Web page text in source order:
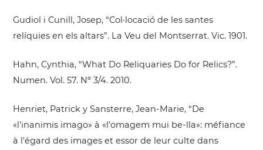
Gudiol i Cunill, Josep, “Col·locació de les santes
relíquies en els altars”. La Veu del Montserrat. Vic. 1901.
Hahn, Cynthia, “What Do Reliquaries Do for Relics?”.
Numen. Vol. 57. Nº 3/4. 2010.
Henriet, Patrick y Sansterre, Jean-Marie, “De
«l’inanimis imago» à «l’omagem mui be-lla»: méfiance
à l’égard des images et essor de leur culte dans